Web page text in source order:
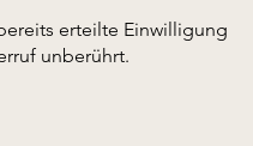
erteilte Einwilligung
unberührt.